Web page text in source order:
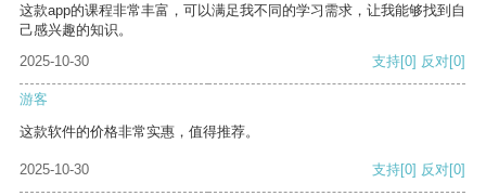
这款app的课程非常丰富，可以满足我不同的学习需求，让我能够找到自
己感兴趣的知识。
2025-10-30
支持[0] 反对[0]
游客
这款软件的价格非常实惠，值得推荐。
2025-10-30 支持[0] 反对[0]